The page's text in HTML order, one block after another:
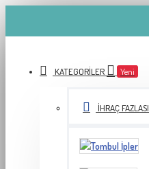
KATEGORILER Yeni
İHRAÇ FAZLASI